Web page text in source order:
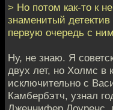
> Но потом как-то к
знаменитый
первую очередь с
Ну, не знаю. Я
двух лет, но Холмс в
исключительно с
Камбербэтч, узнал